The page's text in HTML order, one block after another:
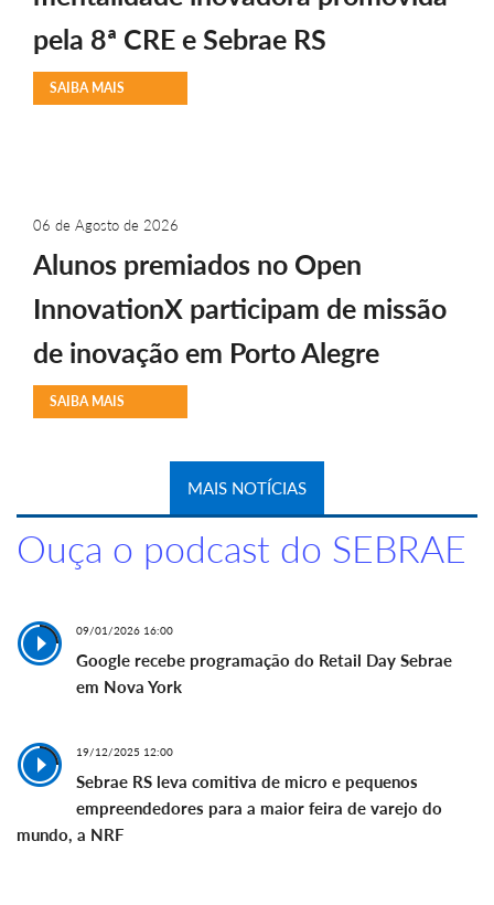
pela 8ª CRE e Sebrae RS
SAIBA MAIS
06 de Agosto de 2026
Alunos premiados no Open
InnovationX participam de missão
de inovação em Porto Alegre
SAIBA MAIS
MAIS NOTÍCIAS
Ouça o podcast do SEBRAE
09/01/2026 16:00
Google recebe programação do Retail Day Sebrae
em Nova York
19/12/2025 12:00
Sebrae RS leva comitiva de micro e pequenos
empreendedores para a maior feira de varejo do
mundo, a NRF